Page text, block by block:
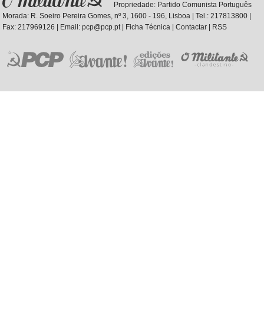
Propriedade: Partido Comunista Português
Morada: R. Soeiro Pereira Gomes, nº 3, 1600 - 196, Lisboa | Tel.: 217813800 |
Fax: 217969126 | Email: pcp@pcp.pt |
Ficha Técnica |Contactar RSS